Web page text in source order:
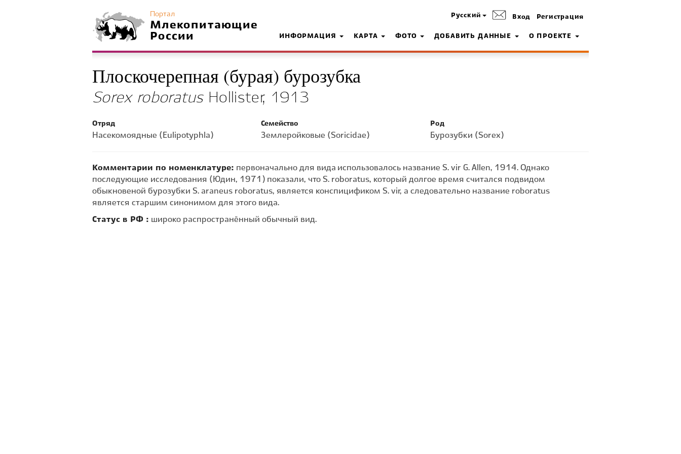
Портал
Млекопитающие
России
Русский Вход Регистрация
ИНФОРМАЦИЯ КАРТА ФОТО ДОБАВИТЬ ДАННЫЕ О ПРОЕКТЕ
Плоскочерепная (бурая) бурозубка
Sorex roboratusHollister, 1913
Отряд
Насекомоядные (Eulipotyphla)
Семейство
Землеройковые (Soricidae)
Род
Бурозубки (Sorex)
Комментарии по номенклатуре: первоначально для вида использовалось название S. vir G. Allen, 1914. Однако
последующие исследования (Юдин, 1971) показали, что S. roboratus, который долгое время считался подвидом
обыкновеной бурозубки S. araneus roboratus, является конспицификом S. vir, а следовательно название roboratus
является старшим синонимом для этого вида.
Статус в РФ : широко распространённый обычный вид.